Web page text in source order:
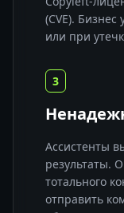
(CVE). Бизнес
или при
3
Ассистенты
результаты.
тотального
отправить